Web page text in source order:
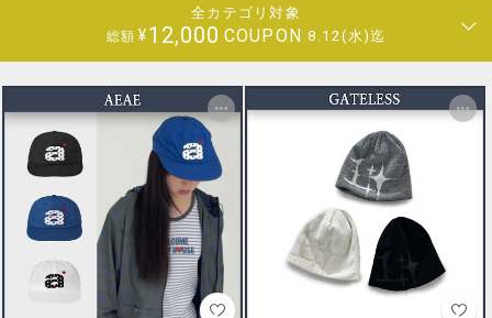
全カテゴリ対象
総額 ¥12,000 COUPON 8.12(水)迄